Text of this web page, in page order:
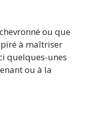
ou que
à maîtriser
quelques-unes
ou à la